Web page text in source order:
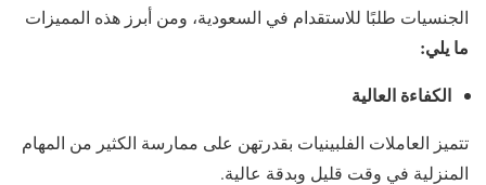
الجنسيات طلبًا للاستقدام في السعودية، ومن أبرز هذه المميزات
ما يلي:
الكفاءة العالية
تتميز العاملات الفلبينيات بقدرتهن على ممارسة الكثير من المهام
المنزلية في وقت قليل وبدقة عالية.